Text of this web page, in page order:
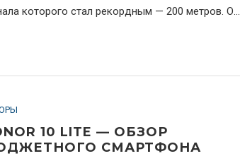
которого стал рекордным — 200 метров. О...
10 LITE — ОБЗОР
СМАРТФОНА